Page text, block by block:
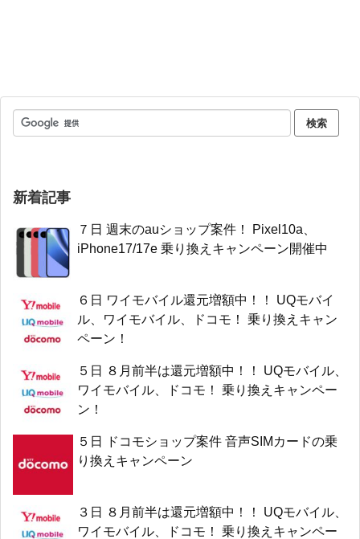
新着記事
７日 週末のauショップ案件！ Pixel10a、
iPhone17/17e 乗り換えキャンペーン開催中
６日 ワイモバイル還元増額中！！ UQモバイ
ル、ワイモバイル、ドコモ！ 乗り換えキャン
ペーン！
５日 ８月前半は還元増額中！！ UQモバイル、
ワイモバイル、ドコモ！ 乗り換えキャンペー
ン！
５日 ドコモショップ案件 音声SIMカードの乗
り換えキャンペーン
３日 ８月前半は還元増額中！！ UQモバイル、
ワイモバイル、ドコモ！ 乗り換えキャンペー